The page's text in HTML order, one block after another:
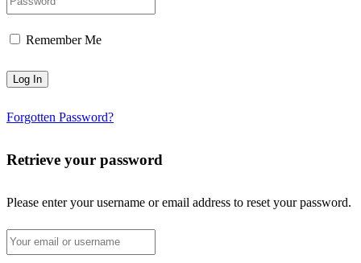
Remember Me
Forgotten Password?
Retrieve your password
Please enter your username or email address to reset your password.